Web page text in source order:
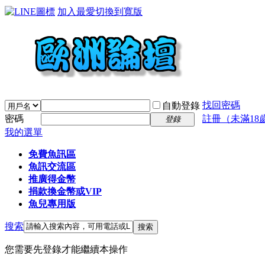
加入最愛切換到寬版
自動登錄 找回密碼
密碼
登錄
註冊（未滿18
我的選單
免費魚訊區
魚訊交流區
推廣得金幣
捐款換金幣或VIP
魚兒專用版
搜索 搜索
您需要先登錄才能繼續本操作